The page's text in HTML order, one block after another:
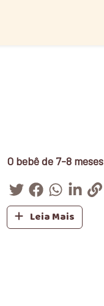
O bebê de 7-8 meses
Leia Mais